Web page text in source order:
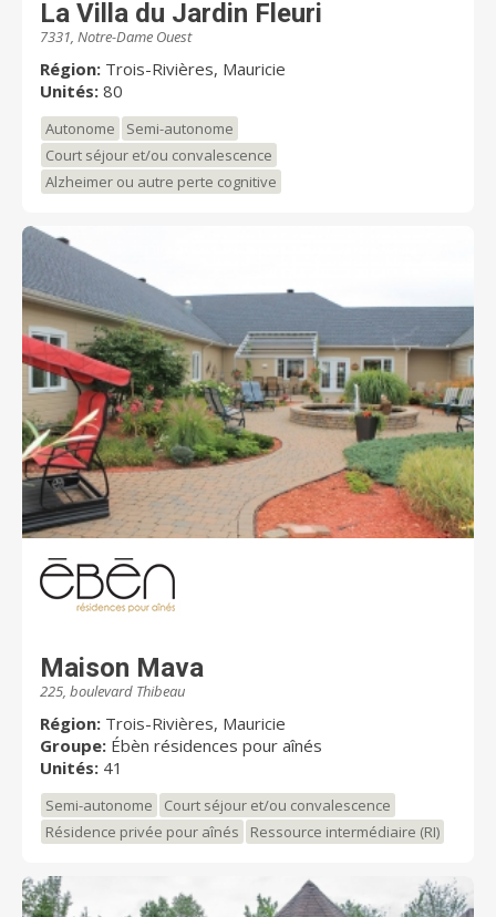
La Villa du Jardin Fleuri
7331, Notre-Dame Ouest
Région: Trois-Rivières, Mauricie
Unités: 80
Autonome
Semi-autonome
Court séjour et/ou convalescence
Alzheimer ou autre perte cognitive
Maison Mava
225, boulevard Thibeau
Région: Trois-Rivières, Mauricie
Groupe: Ébèn résidences pour aînés
Unités: 41
Semi-autonome
Court séjour et/ou convalescence
Résidence privée pour aînés
Ressource intermédiaire (RI)